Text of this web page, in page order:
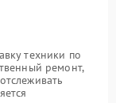
техники по
ремонт,